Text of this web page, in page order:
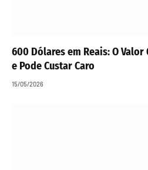
600 Dólares em Reais: O Valor
e Pode Custar Caro
15/05/2026